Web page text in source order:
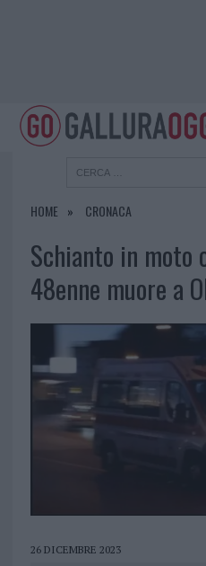
HOME CRONACA
Schianto in moto
48enne muore a
26 DICEMBRE 2023